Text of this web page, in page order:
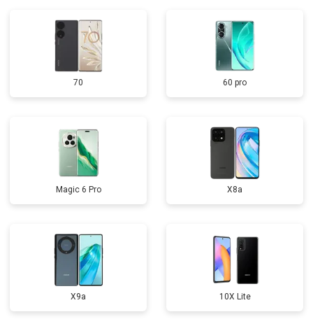
70 60 pro
Magic 6 Pro X8a
X9a 10X Lite